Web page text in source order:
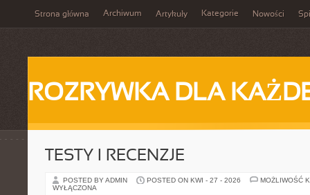
Strona główna Archiwum Artykuły Kategorie Nowości
ROZRYWKA DLA
TESTY I RECENZJE
POSTED BY ADMIN POSTED ON KWI - 27 - 2026
MOŻLIWOŚĆ
WYŁĄCZONA